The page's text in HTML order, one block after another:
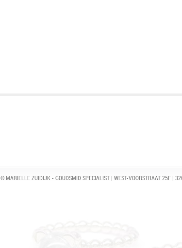
© MARIELLE ZUIDIJK - GOUDSMID SPECIALIST | WEST-VOORSTRAAT 25F |